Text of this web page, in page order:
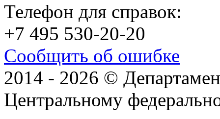
Телефон для справок:
+7 495 530-20-20
Сообщить об ошибке
2014 - 2026 ©
Центральному